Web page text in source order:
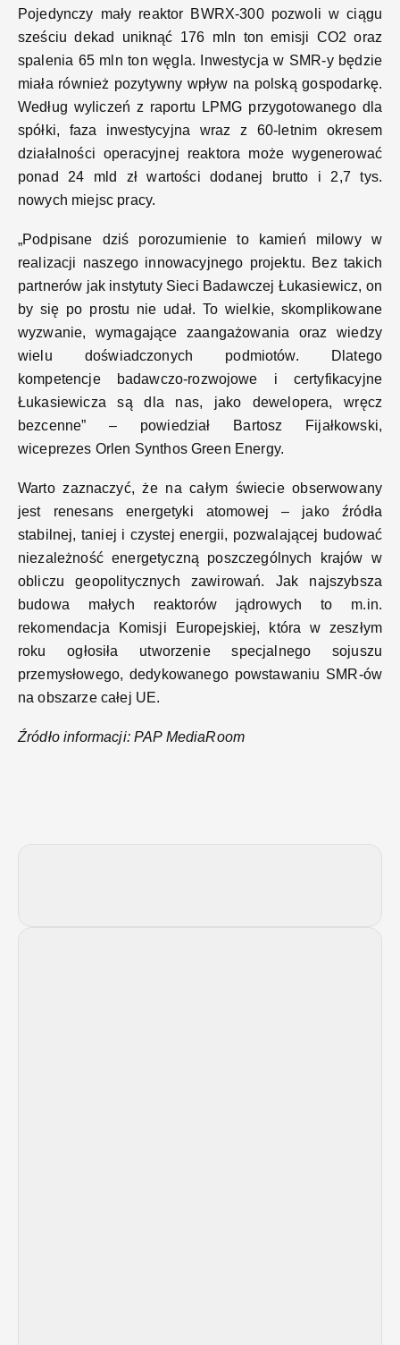
Pojedynczy mały reaktor BWRX-300 pozwoli w ciągu
sześciu dekad uniknąć 176 mln ton emisji CO2 oraz
spalenia 65 mln ton węgla. Inwestycja w SMR-y będzie
miała również pozytywny wpływ na polską gospodarkę.
Według wyliczeń z raportu LPMG przygotowanego dla
spółki, faza inwestycyjna wraz z 60-letnim okresem
działalności operacyjnej reaktora może wygenerować
ponad 24 mld zł wartości dodanej brutto i 2,7 tys.
nowych miejsc pracy.
„Podpisane dziś porozumienie to kamień milowy w
realizacji naszego innowacyjnego projektu. Bez takich
partnerów jak instytuty Sieci Badawczej Łukasiewicz, on
by się po prostu nie udał. To wielkie, skomplikowane
wyzwanie, wymagające zaangażowania oraz wiedzy
wielu doświadczonych podmiotów. Dlatego
kompetencje badawczo-rozwojowe i certyfikacyjne
Łukasiewicza są dla nas, jako dewelopera, wręcz
bezcenne” – powiedział Bartosz Fijałkowski,
wiceprezes Orlen Synthos Green Energy.
Warto zaznaczyć, że na całym świecie obserwowany
jest renesans energetyki atomowej – jako źródła
stabilnej, taniej i czystej energii, pozwalającej budować
niezależność energetyczną poszczególnych krajów w
obliczu geopolitycznych zawirowań. Jak najszybsza
budowa małych reaktorów jądrowych to m.in.
rekomendacja Komisji Europejskiej, która w zeszłym
roku ogłosiła utworzenie specjalnego sojuszu
przemysłowego, dedykowanego powstawaniu SMR-ów
na obszarze całej UE.
Źródło informacji: PAP MediaRoom